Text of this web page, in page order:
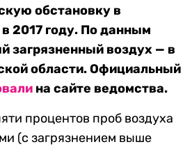
обстановку в
2017 году. По данным
загрязненный воздух — в
области. Официальный
на сайте ведомства.
процентов проб воздуха
(с загрязнением выше